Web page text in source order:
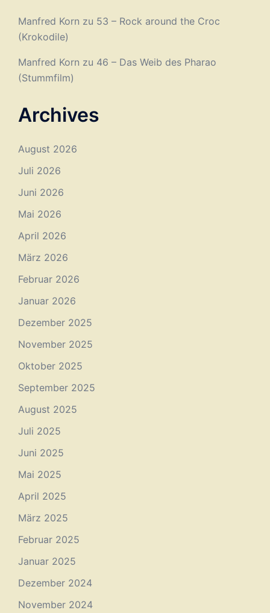
Manfred Korn zu 53 – Rock around the Croc
(Krokodile)
Manfred Korn zu 46 – Das Weib des Pharao
(Stummfilm)
Archives
August 2026
Juli 2026
Juni 2026
Mai 2026
April 2026
März 2026
Februar 2026
Januar 2026
Dezember 2025
November 2025
Oktober 2025
September 2025
August 2025
Juli 2025
Juni 2025
Mai 2025
April 2025
März 2025
Februar 2025
Januar 2025
Dezember 2024
November 2024